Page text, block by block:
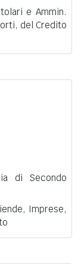
e Ammin.
del Credito
di Secondo
Imprese,